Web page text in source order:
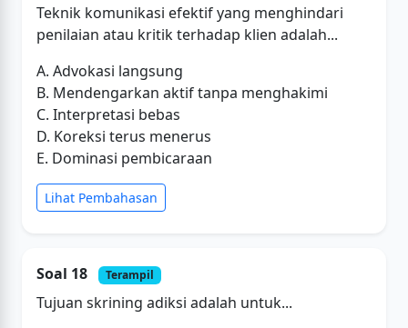
Teknik komunikasi efektif yang menghindari
penilaian atau kritik terhadap klien adalah...
A. Advokasi langsung
B. Mendengarkan aktif tanpa menghakimi
C. Interpretasi bebas
D. Koreksi terus menerus
E. Dominasi pembicaraan
Lihat Pembahasan
Soal 18 Terampil
Tujuan skrining adiksi adalah untuk...